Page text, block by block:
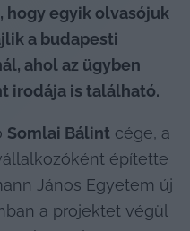
hogy egyik olvasójuk
a budapesti
ahol az ügyben
irodája is található.
Somlai Bálint cége, a
építette
János Egyetem új
a projektet végül